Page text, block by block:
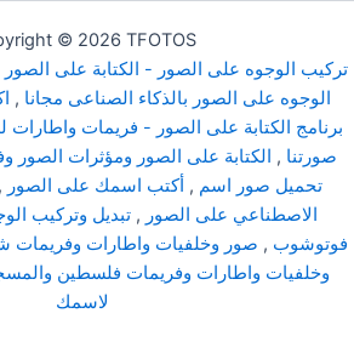
© 2026 TFOTOS
تركيب الوجوه على الصور - الكتابة على
الوجوه على الصور بالذكاء الصناعى مجانا ,
برنامج الكتابة على الصور - فريمات
صورتنا , الكتابة على الصور ومؤثرات الصور
تحميل صور اسم , أكتب اسمك على الصور
الاصطناعي على الصور , تبديل وتركيب
فوتوشوب , صور وخلفيات واطارات وفريمات
وخلفيات واطارات وفريمات فلسطين
لاسمك